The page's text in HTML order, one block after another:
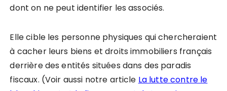
dont on ne peut identifier les associés.
Elle cible les personne physiques qui chercheraient
à cacher leurs biens et droits immobiliers français
derrière des entités situées dans des paradis
fiscaux. (Voir aussi notre article La lutte contre le